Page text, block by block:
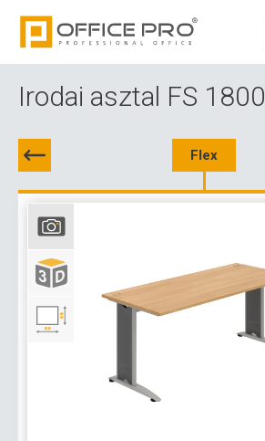
Irodai asztal FS 1800
Flex